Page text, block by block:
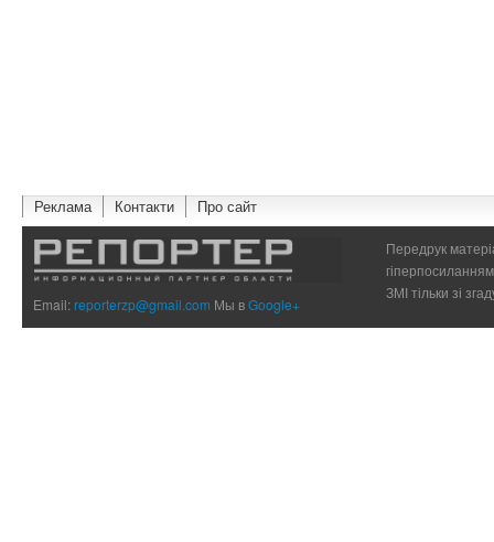
Реклама Контакти Про сайт
Email:reporterzp@gmail.com Мы вGoogle+
Передрук
ЗМІ тільки зі